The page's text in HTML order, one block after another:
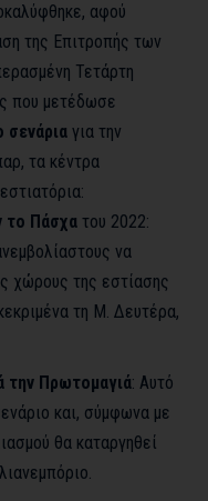
αφού
της Επιτροπής των
Τετάρτη
που μετέδωσε
σενάρια για την
τα κέντρα
το Πάσχατου 2022:
να
χώρους της εστίασης
τη Μ. Δευτέρα,
την Πρωτομαγιά: Αυτό
και, σύμφωνα με
θα καταργηθεί